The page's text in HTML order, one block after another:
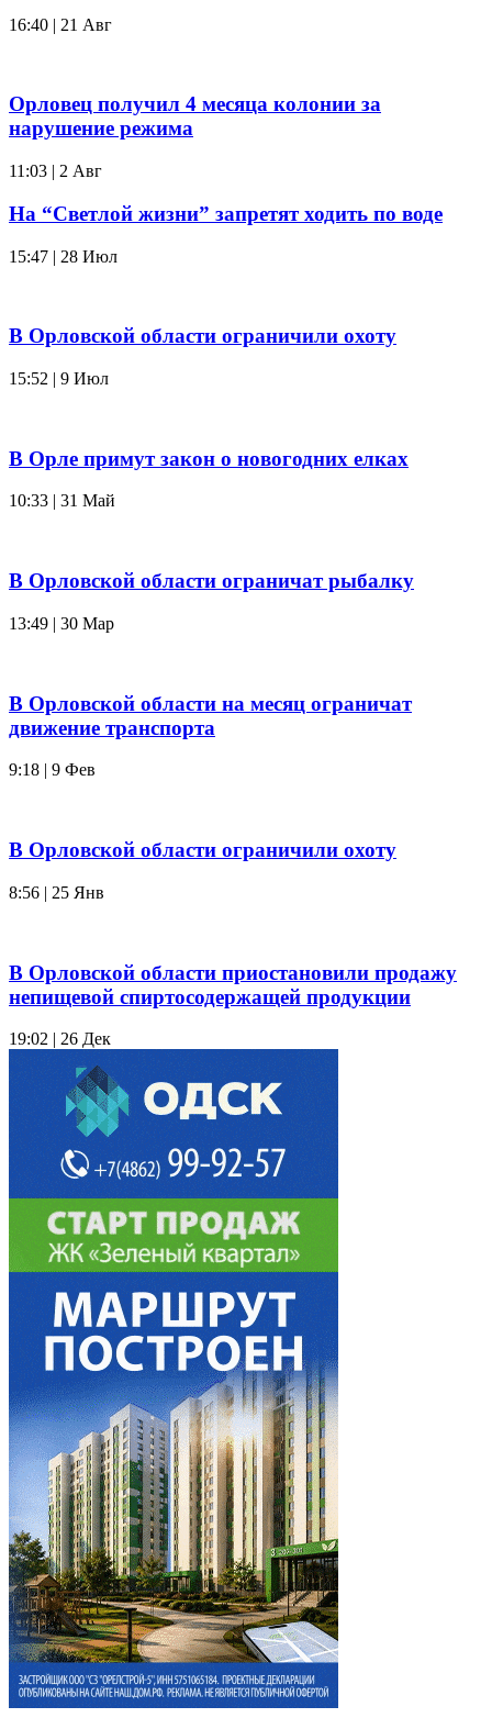
16:40 | 21 Авг
Орловец получил 4 месяца колонии за
нарушение режима
11:03 | 2 Авг
На “Светлой жизни” запретят ходить по воде
15:47 | 28 Июл
В Орловской области ограничили охоту
15:52 | 9 Июл
В Орле примут закон о новогодних елках
10:33 | 31 Май
В Орловской области ограничат рыбалку
13:49 | 30 Мар
В Орловской области на месяц ограничат
движение транспорта
9:18 | 9 Фев
В Орловской области ограничили охоту
8:56 | 25 Янв
В Орловской области приостановили продажу
непищевой спиртосодержащей продукции
19:02 | 26 Дек